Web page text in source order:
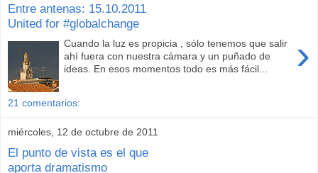
Entre antenas: 15.10.2011
United for #globalchange
›
Cuando la luz es propicia , sólo tenemos que salir
ahí fuera con nuestra cámara y un puñado de
ideas. En esos momentos todo es más fácil...
21 comentarios:
miércoles, 12 de octubre de 2011
El punto de vista es el que
aporta dramatismo